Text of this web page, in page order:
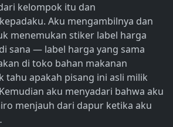
kelompok itu dan
Aku mengambilnya dan
menemukan stiker label harga
sana — label harga yang sama
di toko bahan makanan
tahu apakah pisang ini asli milik
aku menyadari bahwa aku
menjauh dari dapur ketika aku